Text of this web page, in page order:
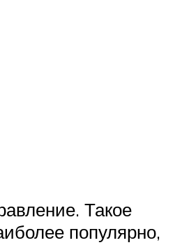
Такое
популярно,